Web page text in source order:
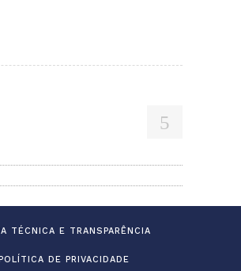
TÉCNICA E TRANSPARÊNCIA
DE PRIVACIDADE